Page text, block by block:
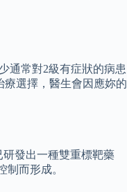
通常對2級有症狀的病患
選擇，醫生會因應妳的
發出一種雙重標靶藥
而形成。